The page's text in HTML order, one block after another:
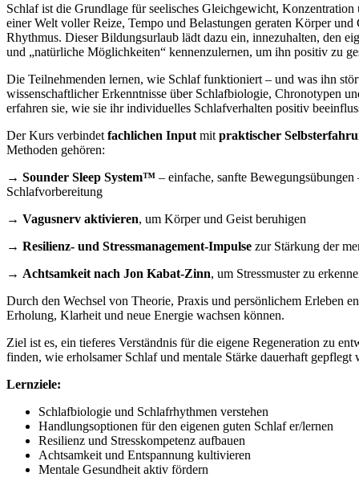
Schlaf ist die Grundlage für seelisches Gleichgewicht,
einer Welt voller Reize, Tempo und Belastungen geraten Körper und
Rhythmus. Dieser Bildungsurlaub lädt dazu ein, innezuhalten, den
und „natürliche Möglichkeiten“ kennenzulernen, um ihn positiv zu
Die Teilnehmenden lernen, wie Schlaf funktioniert – und was ihn
wissenschaftlicher Erkenntnisse über Schlafbiologie, Chronotypen
erfahren sie, wie sie ihr individuelles Schlafverhalten positiv
Der Kurs verbindet fachlichen Input mit praktischer
Methoden gehören:
→ Sounder Sleep System™ – einfache, sanfte
Schlafvorbereitung
→ Vagusnerv aktivieren, um Körper und Geist beruhigen
→ Resilienz- und Stressmanagement-Impulse zur Stärkung der
→ Achtsamkeit nach Jon Kabat-Zinn, um Stressmuster zu
Durch den Wechsel von Theorie, Praxis und persönlichem Erleben
Erholung, Klarheit und neue Energie wachsen können.
Ziel ist es, ein tieferes Verständnis für die eigene Regeneration zu
finden, wie erholsamer Schlaf und mentale Stärke dauerhaft gepflegt
Lernziele:
Schlafbiologie und Schlafrhythmen verstehen
Handlungsoptionen für den eigenen guten Schlaf er/lernen
Resilienz und Stresskompetenz aufbauen
Achtsamkeit und Entspannung kultivieren
Mentale Gesundheit aktiv fördern